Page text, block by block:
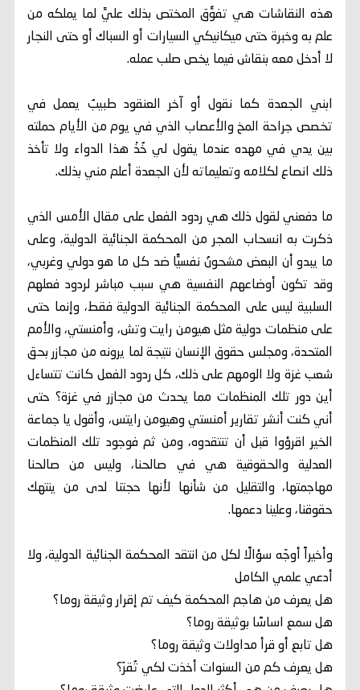
هذه النقاشات هي تفوُّق المختص بذلك عليَّ لما يملكه من
علم به وخبرة حتى ميكانيكي السيارات أو السباك أو حتى النجار
لا أدخل معه بنقاش فيما يخص صلب عمله.
ابني الجعدة كما نقول أو آخر العنقود طبيبٌ يعمل في
تخصص جراحة المخ والأعصاب الذي في يوم من الأيام حملته
بين يدي في مهده عندما يقول لي خُذْ هذا الدواء ولا تأخذ
ذلك انصاع لكلامه وتعليماته لأن الجعدة أعلم مني بذلك.
ما دفعني لقول ذلك هي ردود الفعل على مقال الأمس الذي
ذكرت به انسحاب المجر من المحكمة الجنائية الدولية، وعلى
ما يبدو أن البعض مشحونٌ نفسيًّا ضد كل ما هو دولي وغربي،
وقد تكون أوضاعهم النفسية هي سبب مباشر لردود فعلهم
السلبية ليس على المحكمة الجنائية الدولية فقط، وإنما حتى
على منظمات دولية مثل هيومن رايت وتش، وأمنستي، والأمم
المتحدة، ومجلس حقوق الإنسان نتيجة لما يرونه من مجازر بحق
شعب غزة ولا الومهم على ذلك، كل ردود الفعل كانت تتساءل
أين دور تلك المنظمات مما يحدث من مجازر في غزة؟ حتى
أني كنت أنشر تقارير أمنستي وهيومن رايتس، وأقول يا جماعة
الخير اقرؤوا قبل أن تنتقدوه، ومن ثم فوجود تلك المنظمات
العدلية والحقوقية هي في صالحنا، وليس من صالحنا
مهاجمتها، والتقليل من شأنها لأنها حجتنا لدى من ينتهك
حقوقنا، وعلينا دعمها.
وأخيراً أوجّه سؤالًا لكل من انتقد المحكمة الجنائية الدولية، ولا
أدعي علمي الكامل
هل يعرف من هاجم المحكمة كيف تم إقرار وثيقة روما؟
هل سمع اساسًا بوثيقة روما؟
هل تابع أو قرأ مداولات وثيقة روما؟
هل يعرف كم من السنوات أخذت لكي تُقرّ؟